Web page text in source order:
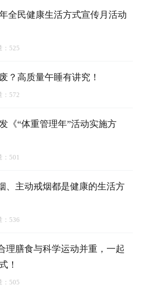
全民健康生活方式宣传月活动
：525
？高质量午睡有讲究！
：572
《“体重管理年”活动实施方
501
、主动戒烟都是健康的生活方
：536
理膳食与科学运动并重，一起
！
：505